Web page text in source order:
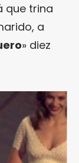
que trina
a
» diez